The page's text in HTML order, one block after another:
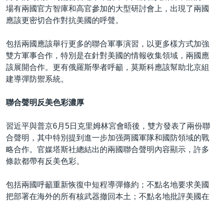
場有兩國官方智庫和高官參加的大型研討會上，出現了兩國
應該更密切合作對抗美國的呼聲。
包括兩國應該舉行更多的聯合軍事演習，以更多樣方式加強
雙方軍事合作，特別是在針對美國的情報收集領域，兩國應
該展開合作。更有俄羅斯學者呼籲，莫斯科應該幫助北京組
建導彈防禦系統。
聯合聲明反美色彩濃厚
習近平與普京6月5日克里姆林宮會晤後，雙方發表了兩份聯
合聲明，其中特別提到進一步加强两國軍隊和國防領域的戰
略合作。官媒塔斯社總結出的兩國聯合聲明內容顯示，許多
條款都帶有反美色彩。
包括兩國呼籲重新恢復中短程導彈條約；不點名地要求美國
把部署在海外的所有核武器撤回本土；不點名地批評美國在